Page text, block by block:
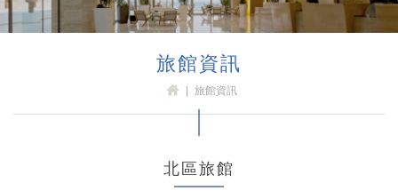
旅館資訊
旅館資訊
北區旅館